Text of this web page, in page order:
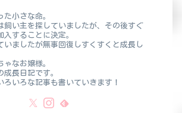
た小さな命。
飼い主を探していましたが、その後すぐ
入することに決定。
いましたが無事回復しすくすくと成長し
ゃなお嬢様。
成長日記です。
ろいろな記事も書いていきます！